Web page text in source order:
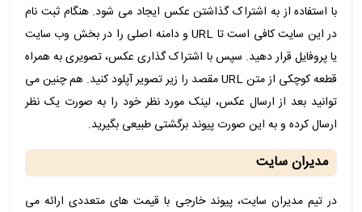
با استفاده از به اشتراک گذاشتن عکس ایجاد می شود. هنگام ثبت نام
در این سایت کافی است تا URL و دامنه اصلی را در بخش وب سایت
یا پروفایل قرار دهید. سپس با اشتراک گذاری عکس، تصویری به همراه
قطعه کوچکی از متن URL مقصد را زیر تصویر آپلود کنید. هم چنین می
توانید بعد از ارسال عکس، لینک مورد نظر خود را به صورت یک نظر
ارسال کرده و به این صورت پیوند برگشتی طبیعی بگیرید.
مدیران سایت
در تیم مدیران سایت، پیوند خارجی با قیمت های متعددی ارائه می